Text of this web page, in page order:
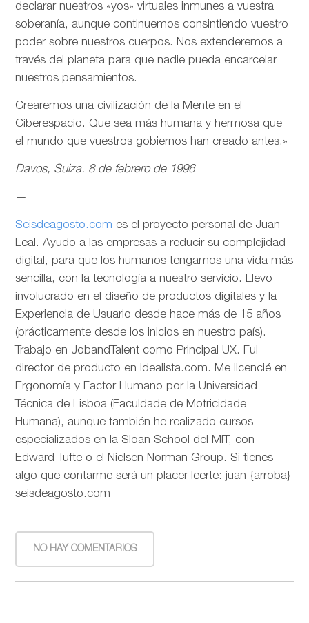
declarar nuestros «yos» virtuales inmunes a vuestra
soberanía, aunque continuemos consintiendo vuestro
poder sobre nuestros cuerpos. Nos extenderemos a
través del planeta para que nadie pueda encarcelar
nuestros pensamientos.
Crearemos una civilización de la Mente en el
Ciberespacio. Que sea más humana y hermosa que
el mundo que vuestros gobiernos han creado antes.»
Davos, Suiza. 8 de febrero de 1996
—
Seisdeagosto.com es el proyecto personal de Juan
Leal. Ayudo a las empresas a reducir su complejidad
digital, para que los humanos tengamos una vida más
sencilla, con la tecnología a nuestro servicio. Llevo
involucrado en el diseño de productos digitales y la
Experiencia de Usuario desde hace más de 15 años
(prácticamente desde los inicios en nuestro país).
Trabajo en JobandTalent como Principal UX. Fui
director de producto en idealista.com. Me licencié en
Ergonomía y Factor Humano por la Universidad
Técnica de Lisboa (Faculdade de Motricidade
Humana), aunque también he realizado cursos
especializados en la Sloan School del MIT, con
Edward Tufte o el Nielsen Norman Group. Si tienes
algo que contarme será un placer leerte: juan {arroba}
seisdeagosto.com
NO HAY COMENTARIOS